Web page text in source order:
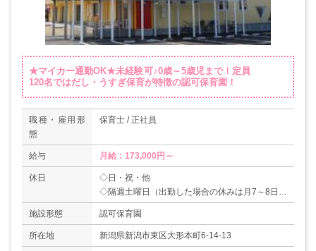
★マイカー通勤OK★未経験可♪0歳～5歳児まで！定員
120名ではだし・うすぎ保育が特徴の認可保育園！
職種・雇用形
態
保育士 / 正社員
給与 月給：173,000円～
休日
◇日・祝・他
◇隔週土曜日（出勤した場合の休みは月7～8日）
◇夏季休暇
◇年末年始（31日～3日）
【年間休日数：108日】
施設形態 認可保育園
所在地 新潟県新潟市東区大形本町6-14-13